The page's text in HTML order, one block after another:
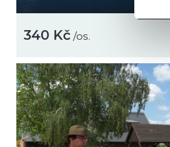
340 Kč /os.